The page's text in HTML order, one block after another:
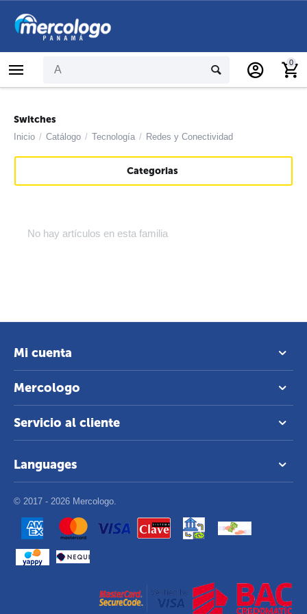
0
Switches
Inicio / Catálogo / Tecnología / Redes y Conectividad
Categorias
No hay artículos en esta familia
Mi cuenta
Mercologo
Servicio al cliente
Languages
© 2017 - 2026 Mercologo.